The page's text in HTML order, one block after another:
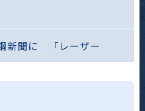
新聞に 「レーザー